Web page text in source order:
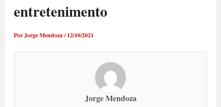
entretenimento
PorJorge Mendoza/12/10/2021
Jorge Mendoza